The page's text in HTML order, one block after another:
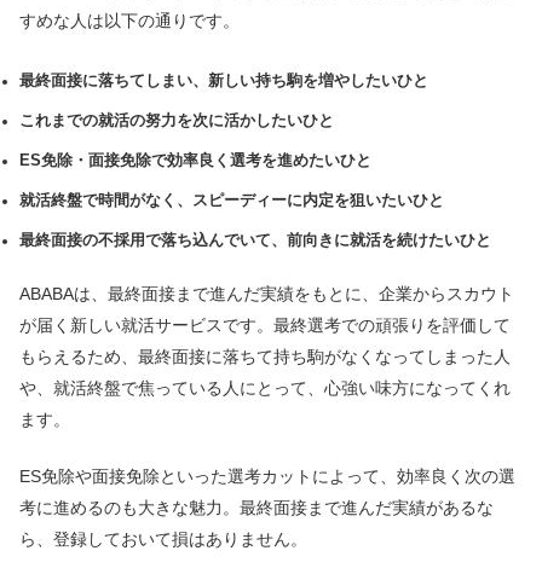
すめな人は以下の通りです。
最終面接に落ちてしまい、新しい持ち駒を増やしたいひと
これまでの就活の努力を次に活かしたいひと
ES免除・面接免除で効率良く選考を進めたいひと
就活終盤で時間がなく、スピーディーに内定を狙いたいひと
最終面接の不採用で落ち込んでいて、前向きに就活を続けたいひと
ABABAは、最終面接まで進んだ実績をもとに、企業からスカウト
が届く新しい就活サービスです。最終選考での頑張りを評価して
もらえるため、最終面接に落ちて持ち駒がなくなってしまった人
や、就活終盤で焦っている人にとって、心強い味方になってくれ
ます。
ES免除や面接免除といった選考カットによって、効率良く次の選
考に進めるのも大きな魅力。最終面接まで進んだ実績があるな
ら、登録しておいて損はありません。